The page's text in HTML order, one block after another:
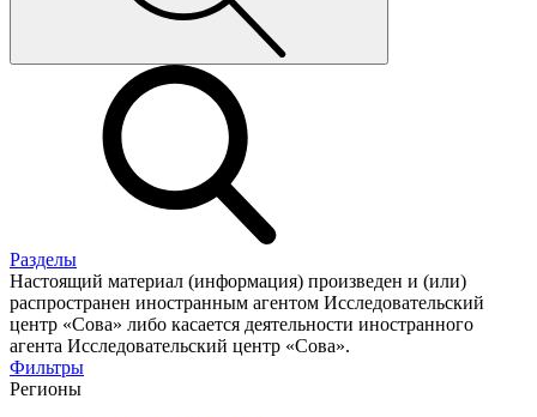
Разделы
Настоящий материал (информация) произведен и (или)
распространен иностранным агентом Исследовательский
центр «Сова» либо касается деятельности иностранного
агента Исследовательский центр «Сова».
Фильтры
Регионы